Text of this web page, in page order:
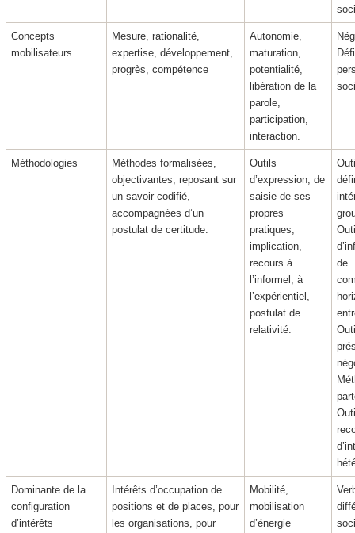
Concepts
mobilisateurs
Mesure, rationalité,
expertise, développement,
progrès, compétence
Autonomie,
maturation,
potentialité,
libération de la
parole,
participation,
interaction.
Méthodologies
Méthodes formalisées,
objectivantes, reposant sur
un savoir codifié,
accompagnées d’un
postulat de certitude.
Outils
d’expression, de
saisie de ses
propres
pratiques,
implication,
recours à
l’informel, à
l’expérientiel,
postulat de
relativité.
de
Dominante de la
configuration
d’intérêts
Intérêts d’occupation de
positions et de places, pour
les organisations, pour
Mobilité,
mobilisation
d’énergie